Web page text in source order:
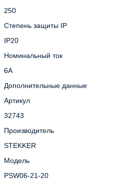
250
Степень защиты IP
IP20
Номинальный ток
6А
Дополнительные данные
Артикул
32743
Производитель
STEKKER
Модель
PSW06-21-20